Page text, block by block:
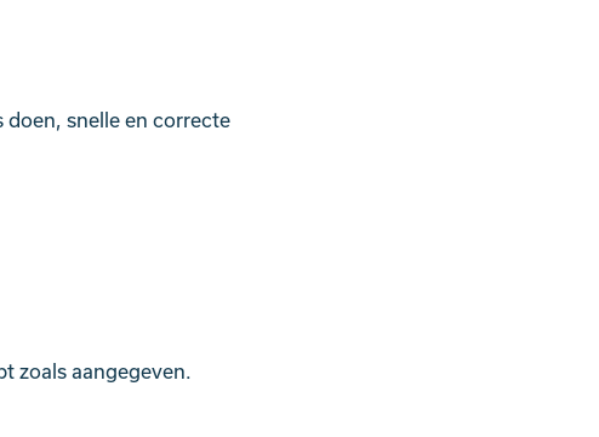
snelle en correcte
zoals aangegeven.